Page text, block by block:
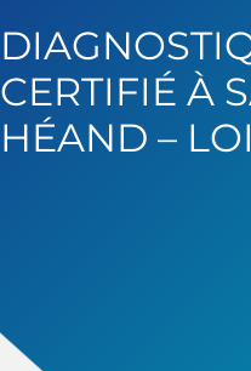
CERTIFIÉ À
HÉAND –